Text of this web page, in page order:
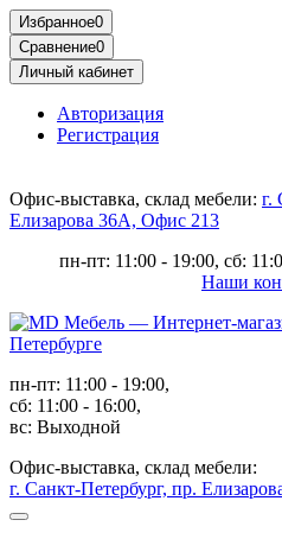
Избранное0
Сравнение0
Личный кабинет
Авторизация
Регистрация
Офис-выставка, склад мебели: г.
Елизарова 36А, Офис 213
пн-пт: 11:00 - 19:00, сб:
Наши
пн-пт: 11:00 - 19:00,
сб: 11:00 - 16:00,
вс: Выходной
Офис-выставка, склад мебели:
г. Санкт-Петербург, пр.